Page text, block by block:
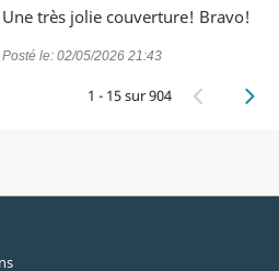
Une très jolie couverture! Bravo!
Posté le: 02/05/2026 21:43
1 - 15 sur 904